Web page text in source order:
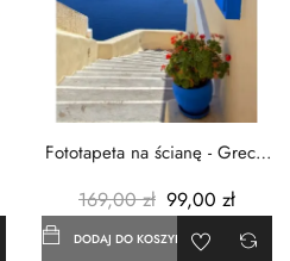
Fototapeta na ścianę - Grecja
169,00 zł 99,00 zł
DODAJ DO KOSZYKA